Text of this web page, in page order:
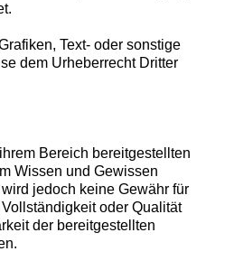
Text- oder sonstige
dem Urheberrecht Dritter
Bereich bereitgestellten
Wissen und Gewissen
jedoch keine Gewähr für
oder Qualität
der bereitgestellten